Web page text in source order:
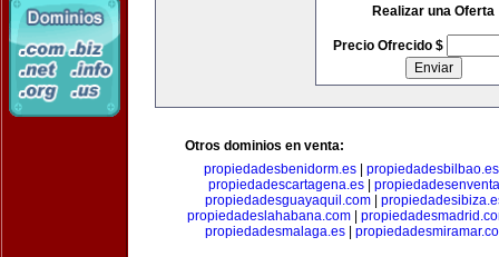
Realizar una Oferta
Precio Ofrecido $
Otros dominios en venta:
propiedadesbenidorm.es
propiedadesbilbao.es
propiedadescartagena.es|
propiedadesguayaquil.com
propiedadeslahabana.com|
propiedadesmalaga.es|